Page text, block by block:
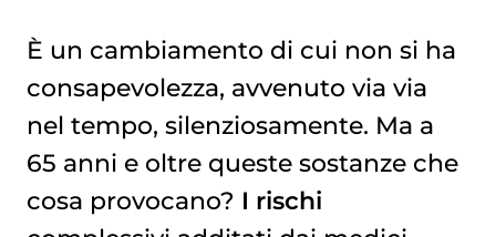
È un cambiamento di cui non si ha
consapevolezza, avvenuto via via
nel tempo, silenziosamente. Ma a
65 anni e oltre queste sostanze che
cosa provocano? I rischi